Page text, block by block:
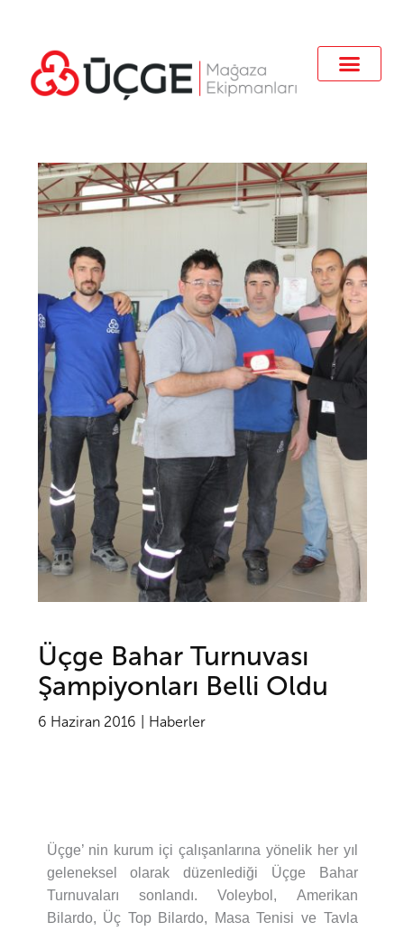
Üçge Bahar Turnuvası
Şampiyonları Belli Oldu
6 Haziran 2016 Haberler
Üçge’ nin kurum içi çalışanlarına yönelik her yıl
geleneksel olarak düzenlediği Üçge Bahar
Turnuvaları sonlandı. Voleybol, Amerikan
Bilardo, Üç Top Bilardo, Masa Tenisi ve Tavla